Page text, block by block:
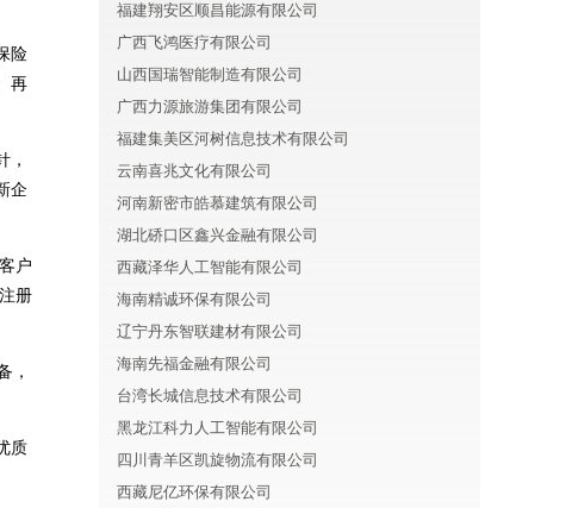
险
再
，
企
户
册
，
质
福建翔安区顺昌能源有限公司
广西飞鸿医疗有限公司
山西国瑞智能制造有限公司
广西力源旅游集团有限公司
福建集美区河树信息技术有限公司
云南喜兆文化有限公司
河南新密市皓慕建筑有限公司
湖北硚口区鑫兴金融有限公司
西藏泽华人工智能有限公司
海南精诚环保有限公司
辽宁丹东智联建材有限公司
海南先福金融有限公司
台湾长城信息技术有限公司
黑龙江科力人工智能有限公司
四川青羊区凯旋物流有限公司
西藏尼亿环保有限公司